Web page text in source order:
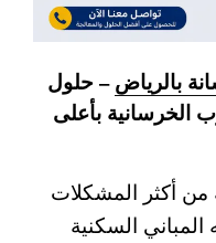
بالرياض– حلول
الخرسانية بأعلى
أكثر المشكلات
المباني السكنية